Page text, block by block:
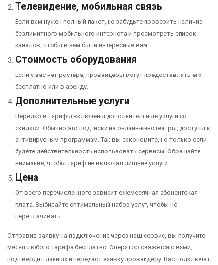
Телевидение, мобильная связь
Если вам нужен полный пакет, не забудьте проверить наличие
безлимитного мобильного интернета и просмотреть список
каналов, чтобы в нем были интересные вам.
Стоимость оборудования
Если у вас нет роутера, провайдеры могут предоставлять его
бесплатно или в аренду.
Дополнительные услуги
Нередко в тарифы включены дополнительные услуги со
скидкой. Обычно это подписки на онлайн-кинотеатры, доступы к
антивирусным программам. Так вы сэкономите, но только если
будете действительность использовать сервисы. Обращайте
внимание, чтобы тариф не включал лишние услуги.
Цена
От всего перечисленного зависит ежемесячная абонентская
плата. Выбирайте оптимальный набор услуг, чтобы не
переплачивать.
Отправив заявку на подключение через наш сервис, вы получите
месяц любого тарифа бесплатно. Оператор свяжется с вами,
подтвердит данных и передаст заявку провайдеру. Вас подключат